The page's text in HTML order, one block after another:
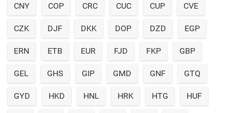
CNY COP CRC CUC CUP CVE
CZK DJF DKK DOP DZD EGP
ERN ETB EUR FJD FKP GBP
GEL GHS GIP GMD GNF GTQ
GYD HKD HNL HRK HTG HUF